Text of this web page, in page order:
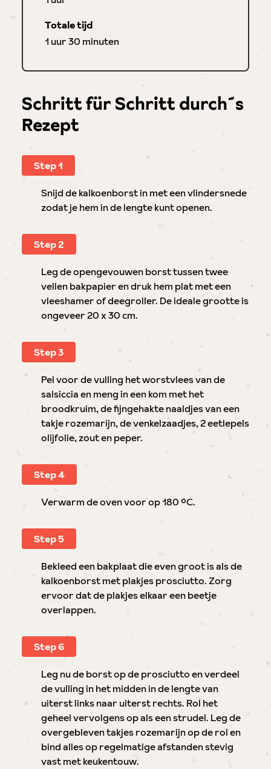
Totale tijd
1 uur
uur30 minuten
minuten
Schritt für Schritt durch´s
Rezept
Step 1
Snijd de kalkoenborst in met een vlindersnede
zodat je hem in de lengte kunt openen.
Step 2
Leg de opengevouwen borst tussen twee
vellen bakpapier en druk hem plat met een
vleeshamer of deegroller. De ideale grootte is
ongeveer 20 x 30 cm.
Step 3
Pel voor de vulling het worstvlees van de
salsiccia en meng in een kom met het
broodkruim, de fijngehakte naaldjes van een
takje rozemarijn, de venkelzaadjes, 2 eetlepels
olijfolie, zout en peper.
Step 4
Verwarm de oven voor op 180 °C.
Step 5
Bekleed een bakplaat die even groot is als de
kalkoenborst met plakjes prosciutto. Zorg
ervoor dat de plakjes elkaar een beetje
overlappen.
Step 6
Leg nu de borst op de prosciutto en verdeel
de vulling in het midden in de lengte van
uiterst links naar uiterst rechts. Rol het
geheel vervolgens op als een strudel. Leg de
overgebleven takjes rozemarijn op de rol en
bind alles op regelmatige afstanden stevig
vast met keukentouw.